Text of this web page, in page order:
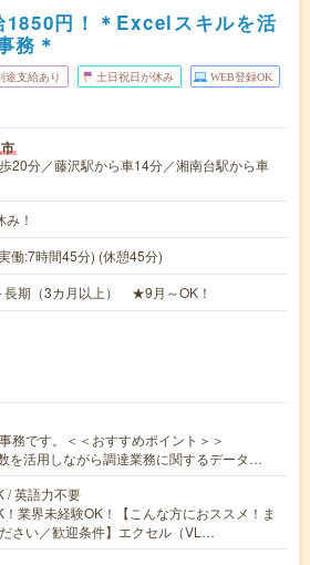
1850円！＊Excelスキルを活
務＊
途支給あり 土日祝日が休み WEB登録OK
20分／藤沢駅から車14分／湘南台駅から車
！
働:7時間45分) (休憩45分)
長期（3カ月以上） ★9月～OK！
務です。＜＜おすすめポイント＞＞
を活用しながら調達業務に関するデータ…
/ 英語力不要
業界未経験OK！【こんな方におススメ！ま
さい／歓迎条件】エクセル（VL…